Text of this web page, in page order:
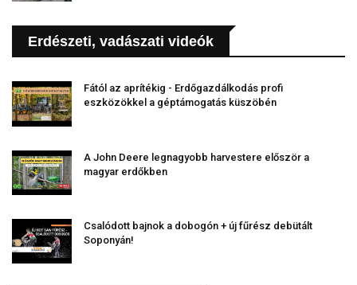
Erdészeti, vadászati videók
Fától az aprítékig - Erdőgazdálkodás profi
eszközökkel a géptámogatás küszöbén
A John Deere legnagyobb harvestere először a
magyar erdőkben
Csalódott bajnok a dobogón + új fűrész debütált
Soponyán!